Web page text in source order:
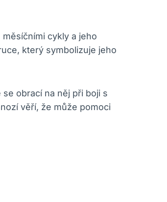
cykly a jeho
který symbolizuje jeho
obrací na něj při boji s
věří, že může pomoci